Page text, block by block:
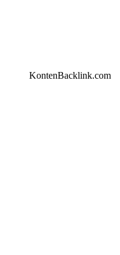
KontenBacklink.com